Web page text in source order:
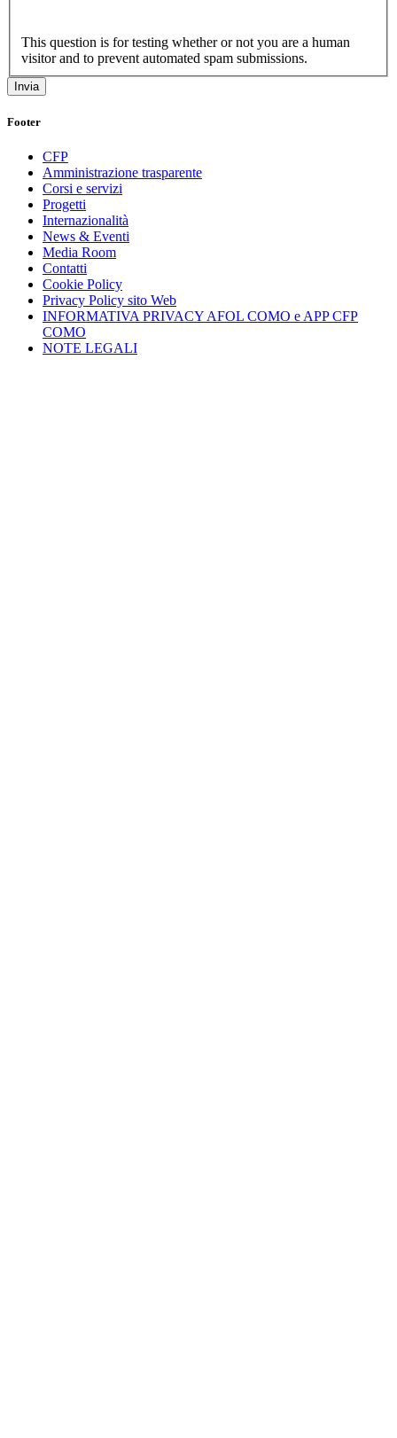
This question is for testing whether or not you are a human
visitor and to prevent automated spam submissions.
Footer
CFP
Amministrazione trasparente
Corsi e servizi
Progetti
Internazionalità
News & Eventi
Media Room
Contatti
Cookie Policy
Privacy Policy sito Web
INFORMATIVA PRIVACY AFOL COMO e APP CFP
COMO
NOTE LEGALI